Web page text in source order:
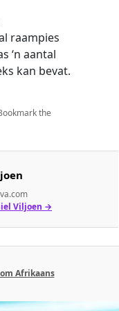
raampies
‘n aantal
kan bevat.
the
Viljoen →
Afrikaans